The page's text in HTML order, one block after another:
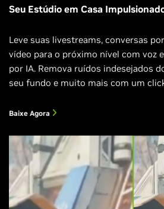
Seu Estúdio em Casa
Leve suas livestreams, conversas
vídeo para o próximo nível com voz
por IA. Remova ruídos indesejados
seu fundo e muito mais com um
Baixe Agora